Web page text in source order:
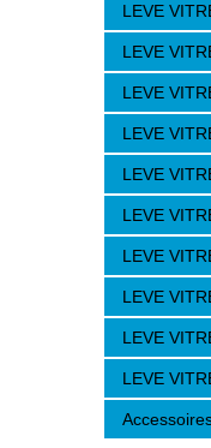
LEVE
LEVE
LEVE
LEVE
LEVE
LEVE
LEVE
LEVE
LEVE
LEVE